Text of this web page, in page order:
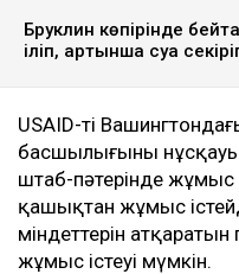
Бруклин көпірінде
іліп, артынша суға
USAID-тің
басшылығының
штаб-пәтерінде жұмыс
қашықтан жұмыс
міндеттерін
жұмыс істеуі мүмкін.